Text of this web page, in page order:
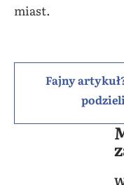
miast.
Fajny